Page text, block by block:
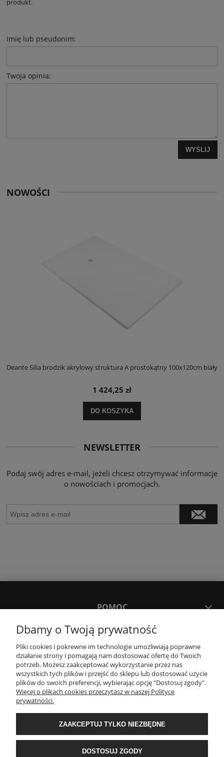
produkt.
Imię lub pseudonim:
Twoja opinia:
WYŚLIJ
NOWOŚCI
Deante Silia brodzik akrylowy struktura A prostokątny 100x120cm biały
1 424,25 zł
DO KOSZYKA
NEWSLETTER
Podaj swój adres e-mail, jeżeli chcesz otrzymywać informacje
o nowościach i promocjach.
POMOC
MOJE KONTO
PŁATNOŚCI I DOSTAWA
KONTAKT
Wyposażenie łazienek Łazienki.eco | Pawła 23, 41-708 Ruda Śląska | E-mail:
sklep@lazienki.eco | Tel.: 600 012 164 lub 600 012 159 | TGS Przemysław
Stoń | NIP: 6312213594 | REGON: 276403698
Dbamy o Twoją prywatność
Pliki cookies i pokrewne im technologie umożliwiają poprawne
działanie strony i pomagają nam dostosować ofertę do Twoich
potrzeb. Możesz zaakceptować wykorzystanie przez nas
wszystkich tych plików i przejść do sklepu lub dostosować użycie
plików do swoich preferencji, wybierając opcję "Dostosuj zgody".
Więcej o plikach cookies przeczytasz w naszej Polityce
prywatności.
ZAAKCEPTUJ TYLKO NIEZBĘDNE
DOSTOSUJ ZGODY